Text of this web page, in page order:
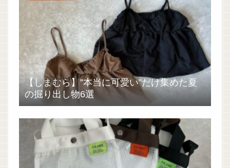
【しまむら】”本当に可愛い”だけ集めた夏
の掘り出し物6選